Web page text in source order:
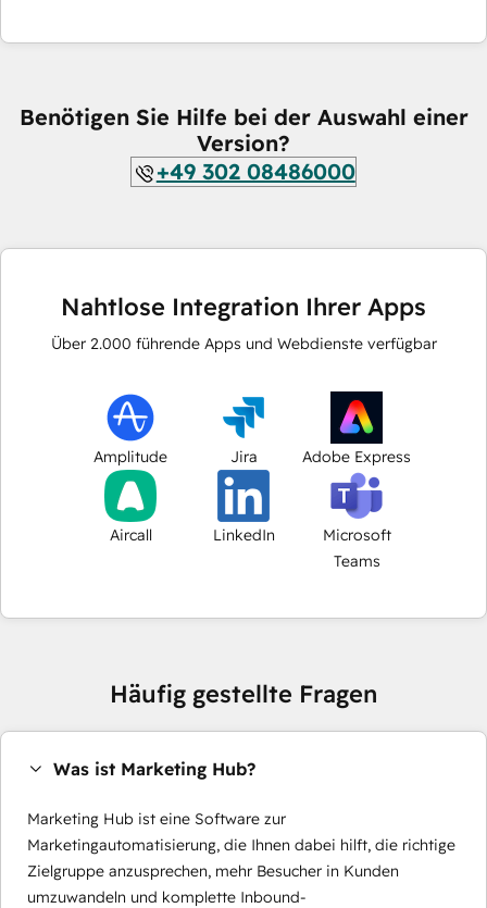
Benötigen Sie Hilfe bei der Auswahl einer
Version?
+49 302 08486000
Nahtlose Integration Ihrer Apps
Über 2.000 führende Apps und Webdienste verfügbar
Amplitude Jira Adobe Express
Aircall LinkedIn
Microsoft
Teams
Häufig gestellte Fragen
Was ist Marketing Hub?
Marketing Hub ist eine Software zur
Marketingautomatisierung, die Ihnen dabei hilft, die richtige
Zielgruppe anzusprechen, mehr Besucher in Kunden
umzuwandeln und komplette Inbound-